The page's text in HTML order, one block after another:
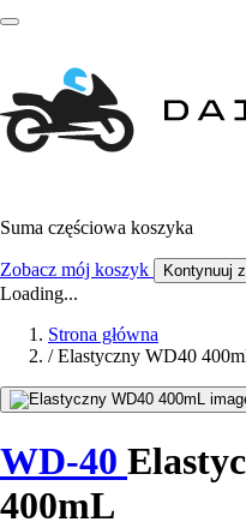
Suma częściowa koszyka
Zobacz mój koszyk Kontynuuj
Loading...
Strona główna
/ Elastyczny WD40
WD-40
400mL